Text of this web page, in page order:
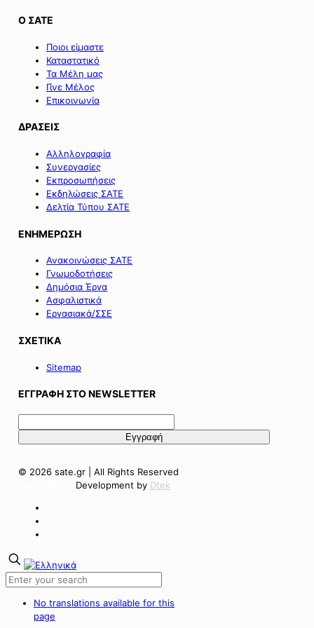
Ο ΣΑΤΕ
Ποιοι είμαστε
Καταστατικό
Τα Μέλη μας
Γίνε Μέλος
Επικοινωνία
ΔΡΑΣΕΙΣ
Αλληλογραφία
Συνεργασίες
Εκπροσωπήσεις
Εκδηλώσεις ΣΑΤΕ
Δελτία Τύπου ΣΑΤΕ
ΕΝΗΜΕΡΩΣΗ
Ανακοινώσεις ΣΑΤΕ
Γνωμοδοτήσεις
Δημόσια Έργα
Ασφαλιστικά
Εργασιακά/ΣΣΕ
ΣΧΕΤΙΚΑ
Sitemap
ΕΓΓΡΑΦΗ ΣΤΟ NEWSLETTER
© 2026 sate.gr | All Rights Reserved
Development by Dtek
No translations available for this
page